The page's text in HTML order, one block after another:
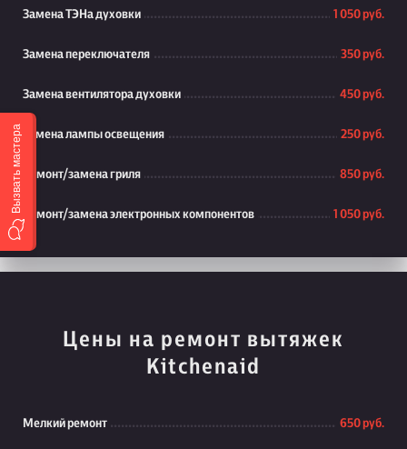
Замена ТЭНа духовки 1 050 руб.
Замена переключателя 350 руб.
Замена вентилятора духовки 450 руб.
Замена лампы освещения 250 руб.
Ремонт/замена гриля 850 руб.
Ремонт/замена электронных компонентов 1 050 руб.
Цены на ремонт вытяжек
Kitchenaid
Мелкий ремонт 650 руб.
Вызвать мастера